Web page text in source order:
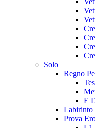
Solo
Regno
E
Labirinto
Prova